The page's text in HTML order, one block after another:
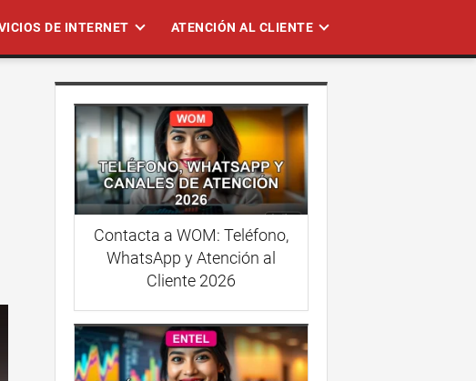
DE INTERNET ATENCIÓN AL CLIENTE
Contacta a WOM: Teléfono,
WhatsApp y Atención al
Cliente 2026